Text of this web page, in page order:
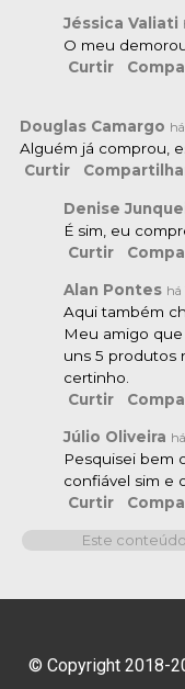
Jéssica Valiati
O meu
Curtir
Douglas Camargo
Alguém já comprou,
Curtir
Denise
É sim, eu
Curtir
Alan Pontes há
Aqui também
Meu amigo
uns 5 produtos
certinho.
Curtir
Júlio Oliveira
Pesquisei bem
confiável sim e
Curtir
Este
© Copyright 2018-